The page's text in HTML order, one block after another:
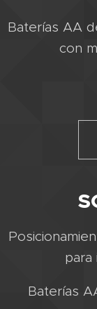
Baterías AA
con
para
Baterías